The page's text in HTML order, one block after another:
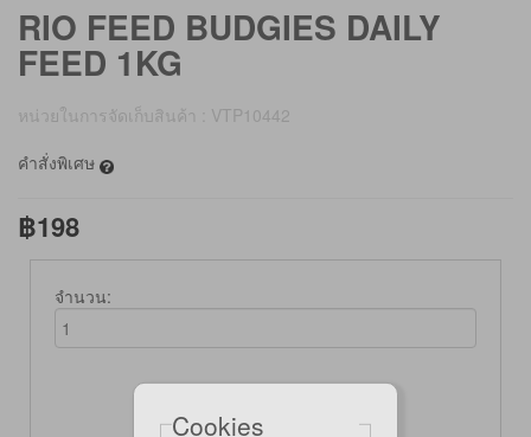
RIO FEED BUDGIES DAILY
FEED 1KG
หน่วยในการจัดเก็บสินค้า : VTP10442
คำสั่งพิเศษ
฿198
จำนวน:
Not Available Online
Cookies